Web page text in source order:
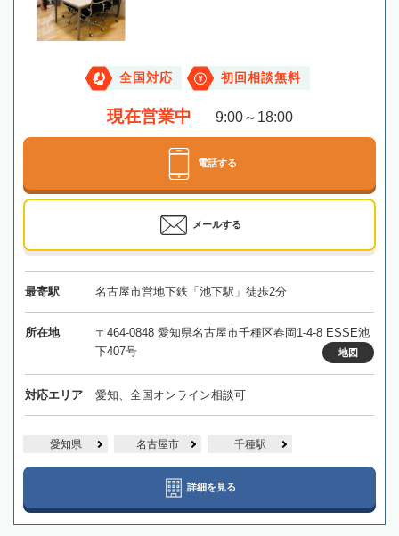
全国対応 初回相談無料
現在営業中 9:00～18:00
電話する
メールする
最寄駅 名古屋市営地下鉄「池下駅」徒歩2分
所在地
〒464-0848 愛知県名古屋市千種区春岡1-4-8 ESSE池
下407号
地図
対応エリア 愛知、全国オンライン相談可
愛知県 名古屋市 千種駅
詳細を見る